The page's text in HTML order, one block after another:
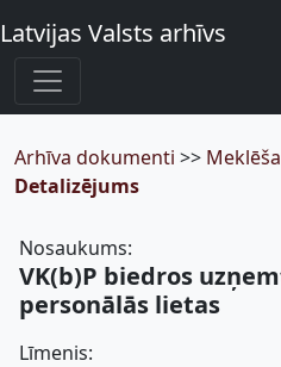
Latvijas Valsts arhīvs
Arhīva dokumenti >>
Detalizējums
Nosaukums:
VK(b)P biedros
personālās lietas
Līmenis: